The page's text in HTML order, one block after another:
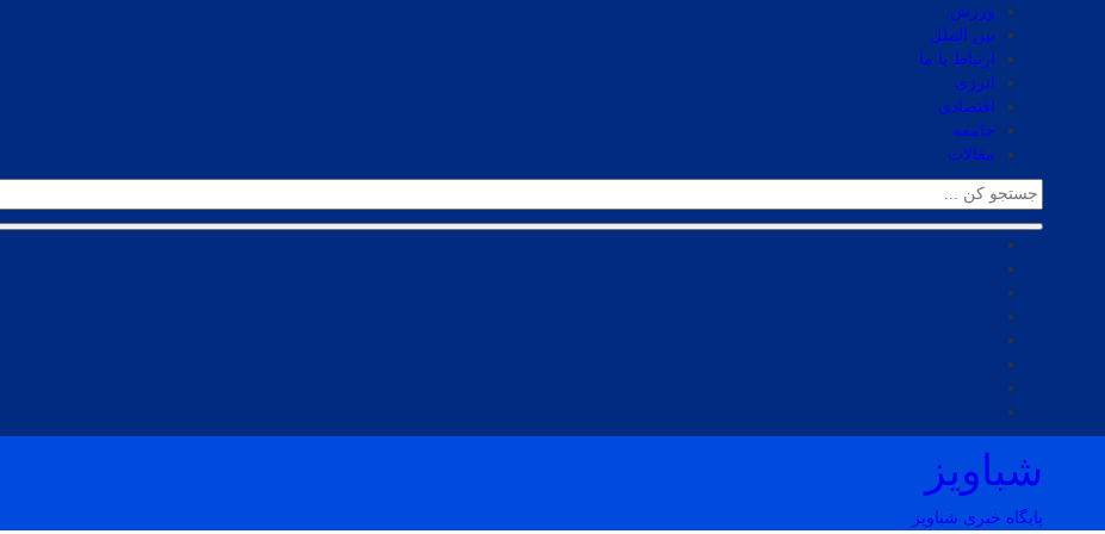
ورزش
بین الملل
ارتباط با ما
انرژی
اقتصادی
جامعه
مقالات
شباویز
پایگاه خبری شباویز